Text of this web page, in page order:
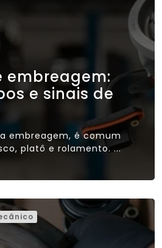
embreagem:
e sinais de
embreagem, é comum
platô e rolamento. ...